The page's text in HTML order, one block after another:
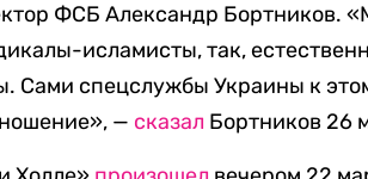
ФСБ Александр Бортников.
исламисты, так,
Сами спецслужбы Украины к
— сказал Бортников 26